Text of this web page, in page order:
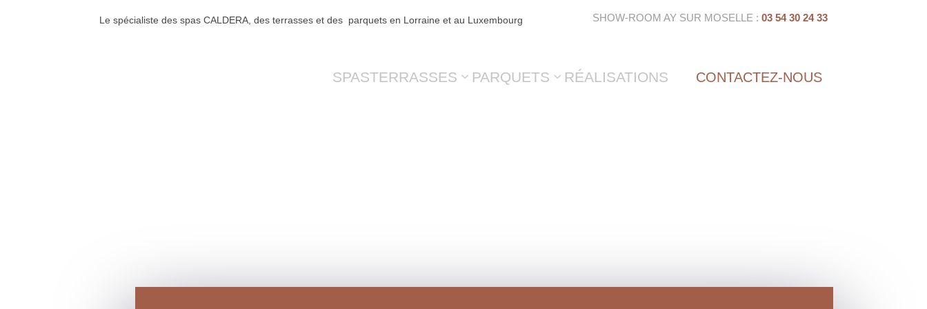
Le spécialiste des spas CALDERA, des terrasses et des parquets en Lorraine et au Luxembourg SHOW-ROOM AY SUR MOSELLE : 03 54 30 24 33
SPASTERRASSES PARQUETS RÉALISATIONS CONTACTEZ-NOUS